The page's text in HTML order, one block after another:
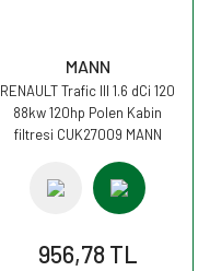
MANN
RENAULT Trafic III 1.6 dCi 120
88kw 120hp Polen Kabin
filtresi CUK27009 MANN
956,78 TL